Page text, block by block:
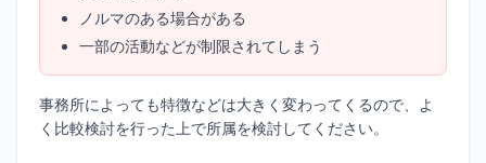
ノルマのある場合がある
一部の活動などが制限されてしまう
事務所によっても特徴などは大きく変わってくるので、よ
く比較検討を行った上で所属を検討してください。